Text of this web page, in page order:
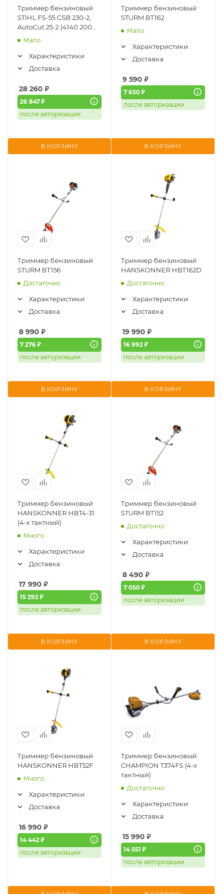
Триммер бензиновый
STIHL FS-55 GSB 230-2,
AutoCut 25-2 (4140 200
0582)
Мало
Характеристики
Доставка
28 260 ₽
26 847 ₽
после авторизации
В КОРЗИНУ
Триммер бензиновый
STURM BT162
Мало
Характеристики
Доставка
9 590 ₽
7 650 ₽
после авторизации
В КОРЗИНУ
Триммер бензиновый
STURM BT156
Достаточно
Характеристики
Доставка
8 990 ₽
7 276 ₽
после авторизации
В КОРЗИНУ
Триммер бензиновый
HANSKONNER HBT162D
Достаточно
Характеристики
Доставка
19 990 ₽
16 992 ₽
после авторизации
В КОРЗИНУ
Триммер бензиновый
HANSKONNER HBT4-31
(4-х тактный)
Много
Характеристики
Доставка
17 990 ₽
15 292 ₽
после авторизации
В КОРЗИНУ
Триммер бензиновый
STURM BT152
Достаточно
Характеристики
Доставка
8 490 ₽
7 050 ₽
после авторизации
В КОРЗИНУ
Триммер бензиновый
HANSKONNER HBT52F
Много
Характеристики
Доставка
16 990 ₽
14 442 ₽
после авторизации
Триммер бензиновый
CHAMPION T374FS (4-х
тактный)
Достаточно
Характеристики
Доставка
15 990 ₽
14 551 ₽
после авторизации